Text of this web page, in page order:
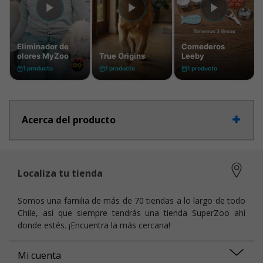
Acerca del producto
Localiza tu tienda
Somos una familia de más de 70 tiendas a lo largo de todo
Chile, así que siempre tendrás una tienda SuperZoo ahí
donde estés. ¡Encuentra la más cercana!
Mi cuenta